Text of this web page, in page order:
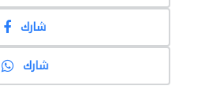
شارك
شارك